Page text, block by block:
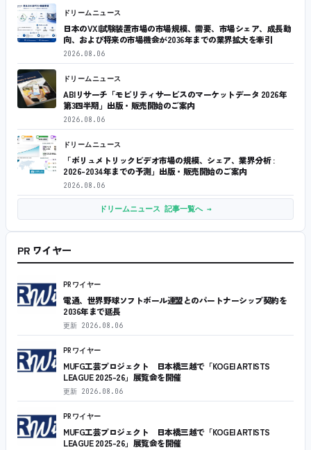
ドリームニュース
日本のVXI試験装置市場の市場規模、需要、市場シェア、成長動
向、および将来の市場機会が2036年までの業界拡大を牽引
2026.08.06
ドリームニュース
ABIリサーチ「モビリティサービスのマーケットデータ 2026年
第3四半期」出版・販売開始のご案内
2026.08.06
ドリームニュース
「ボリュメトリックビデオ市場の規模、シェア、業界分析 :
2026-2034年までの予測」出版・販売開始のご案内
2026.08.06
ドリームニュース 記事一覧へ →
PR ワイヤー
PRワイヤー
電通、世界野球ソフトボール連盟とのパートナーシップ契約を
2036年まで延長
更新 2026.08.06
PRワイヤー
MUFG工芸プロジェクト 日本橋三越で「KOGEI ARTISTS
LEAGUE 2025-26」展覧会を開催
更新 2026.08.06
PRワイヤー
MUFG工芸プロジェクト 日本橋三越で「KOGEI ARTISTS
LEAGUE 2025-26」展覧会を開催